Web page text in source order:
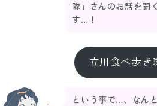
隊」さんのお話を聞
す…！
立川食べ歩き
という事で…、なん